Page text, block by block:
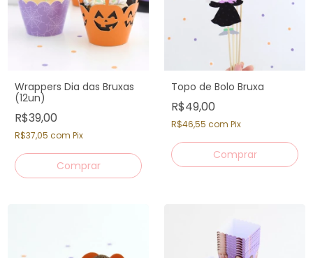
Wrappers Dia das Bruxas
(12un)
R$39,00
R$37,05 com Pix
Topo de Bolo Bruxa
R$49,00
R$46,55 com Pix